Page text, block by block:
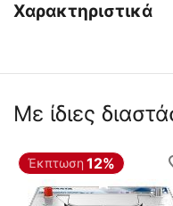
Χαρακτηριστικά
Με ίδιες
Έκπτωση 12%